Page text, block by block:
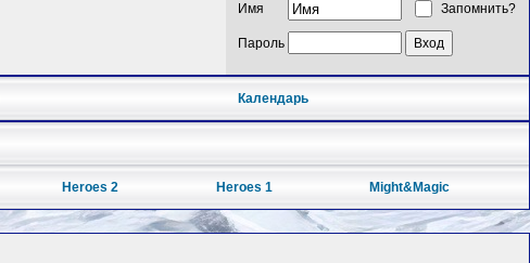
Имя Запомнить?
Пароль
Календарь
Heroes 2 Heroes 1 Might&Magic